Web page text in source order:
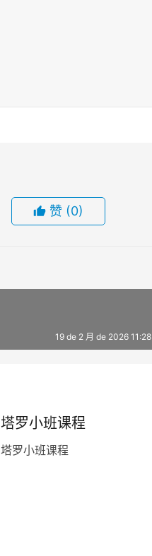
赞 (0)
19 de 2 月 de 2026 11:28
塔罗小班课程
塔罗小班课程